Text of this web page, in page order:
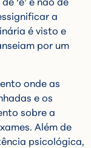
a
é visto e
por um
onde as
e os
sobre a
Além de
psicológica,